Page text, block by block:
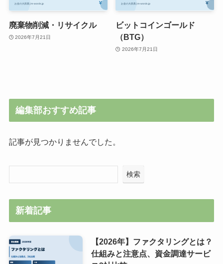
廃棄物削減・リサイクル
2026年7月21日
ビットコインゴールド
（BTG）
2026年7月21日
編集部おすすめ記事
記事が見つかりませんでした。
検索
新着記事
【2026年】ファクタリングとは？
仕組みと注意点、資金調達サービ